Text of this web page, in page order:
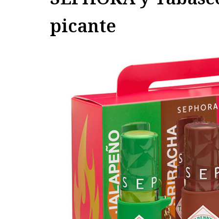
picante